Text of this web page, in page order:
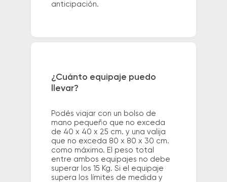
anticipación.
¿Cuánto equipaje puedo
llevar?
Podés viajar con un bolso de
mano pequeño que no exceda
de 40 x 40 x 25 cm. y una valija
que no exceda 80 x 80 x 30 cm.
como máximo. El peso total
entre ambos equipajes no debe
superar los 15 Kg. Si el equipaje
supera los límites de medida y